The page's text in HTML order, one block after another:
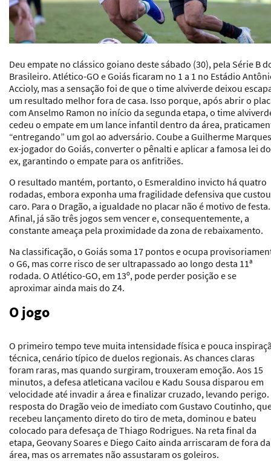
Deu empate no clássico goiano deste sábado (30), pela Série B
Brasileiro. Atlético-GO e Goiás ficaram no 1 a 1 no Estádio
Accioly, mas a sensação foi de que o time alviverde deixou
um resultado melhor fora de casa. Isso porque, após abrir o
com Anselmo Ramon no início da segunda etapa, o time
cedeu o empate em um lance infantil dentro da área,
“entregando” um gol ao adversário. Coube a Guilherme
ex-jogador do Goiás, converter o pênalti e aplicar a famosa lei do
ex, garantindo o empate para os anfitriões.
O resultado mantém, portanto, o Esmeraldino invicto há quatro
rodadas, embora exponha uma fragilidade defensiva que custou
caro. Para o Dragão, a igualdade no placar não é motivo de festa.
Afinal, já são três jogos sem vencer e, consequentemente, a
constante ameaça pela proximidade da zona de rebaixamento.
Na classificação, o Goiás soma 17 pontos e ocupa
o G6, mas corre risco de ser ultrapassado ao longo desta 11ª
rodada. O Atlético-GO, em 13º, pode perder posição e se
aproximar ainda mais do Z4.
O jogo
O primeiro tempo teve muita intensidade física e pouca
técnica, cenário típico de duelos regionais. As chances claras
foram raras, mas quando surgiram, trouxeram emoção. Aos 15
minutos, a defesa atleticana vacilou e Kadu Sousa disparou em
velocidade até invadir a área e finalizar cruzado, levando perigo.
resposta do Dragão veio de imediato com Gustavo Coutinho,
recebeu lançamento direto do tiro de meta, dominou e bateu
colocado para defesaça de Thiago Rodrigues. Na reta final da
etapa, Geovany Soares e Diego Caito ainda arriscaram de fora da
área, mas os arremates não assustaram os goleiros.